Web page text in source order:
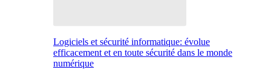
Logiciels et sécurité informatique: évolue
efficacement et en toute sécurité dans le monde
numérique